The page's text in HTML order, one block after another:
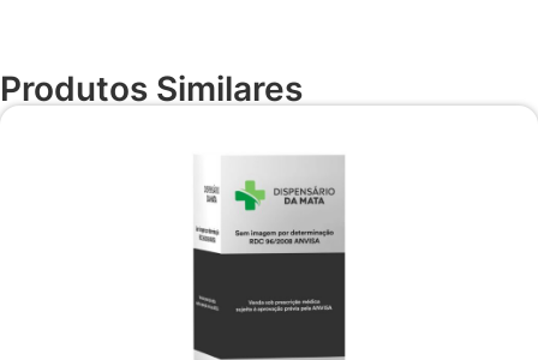
Produtos Similares